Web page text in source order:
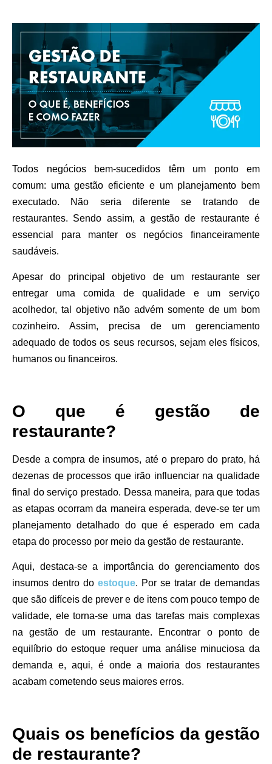
Todos negócios bem-sucedidos têm um ponto em
comum: uma gestão eficiente e um planejamento bem
executado. Não seria diferente se tratando de
restaurantes. Sendo assim, a gestão de restaurante é
essencial para manter os negócios financeiramente
saudáveis.
Apesar do principal objetivo de um restaurante ser
entregar uma comida de qualidade e um serviço
acolhedor, tal objetivo não advém somente de um bom
cozinheiro. Assim, precisa de um gerenciamento
adequado de todos os seus recursos, sejam eles físicos,
humanos ou financeiros.
O que é gestão de
restaurante?
Desde a compra de insumos, até o preparo do prato, há
dezenas de processos que irão influenciar na qualidade
final do serviço prestado. Dessa maneira, para que todas
as etapas ocorram da maneira esperada, deve-se ter um
planejamento detalhado do que é esperado em cada
etapa do processo por meio da gestão de restaurante.
Aqui, destaca-se a importância do gerenciamento dos
insumos dentro do estoque. Por se tratar de demandas
que são difíceis de prever e de itens com pouco tempo de
validade, ele torna-se uma das tarefas mais complexas
na gestão de um restaurante. Encontrar o ponto de
equilíbrio do estoque requer uma análise minuciosa da
demanda e, aqui, é onde a maioria dos restaurantes
acabam cometendo seus maiores erros.
Quais os benefícios da gestão
de restaurante?